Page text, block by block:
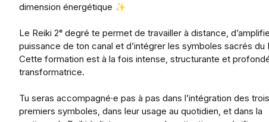
dimension énergétique ✨
Le Reiki 2ᵉ degré te permet de travailler à distance,
puissance de ton canal et d’intégrer les symboles sacrés du
Cette formation est à la fois intense, structurante et
transformatrice.
Tu seras accompagné·e pas à pas dans l’intégration des trois
premiers symboles, dans leur usage au quotidien, et dans la